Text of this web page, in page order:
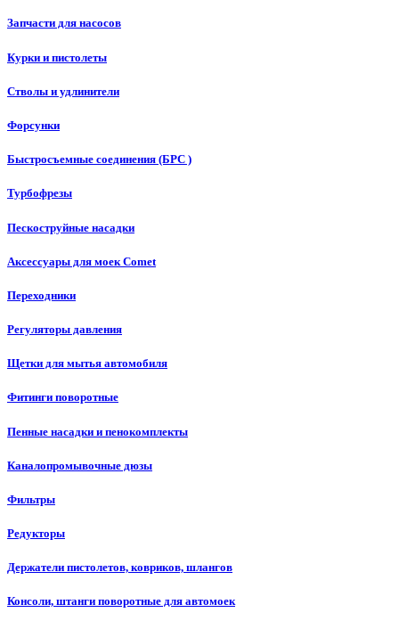
Запчасти для насосов
Курки и пистолеты
Стволы и удлинители
Форсунки
Быстросъемные соединения (БРС )
Турбофрезы
Пескоструйные насадки
Аксессуары для моек Comet
Переходники
Регуляторы давления
Щетки для мытья автомобиля
Фитинги поворотные
Пенные насадки и пенокомплекты
Каналопромывочные дюзы
Фильтры
Редукторы
Держатели пистолетов, ковриков, шлангов
Консоли, штанги поворотные для автомоек